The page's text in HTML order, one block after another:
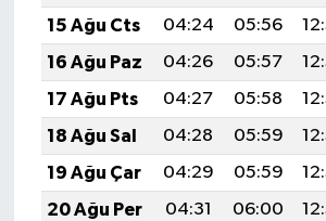
15 Ağu Cts
04:24 05:56
16 Ağu Paz
04:26 05:57
17 Ağu Pts
04:27 05:58
18 Ağu Sal
04:28 05:59
19 Ağu Çar
04:29 05:59
20 Ağu Per
04:31 06:00